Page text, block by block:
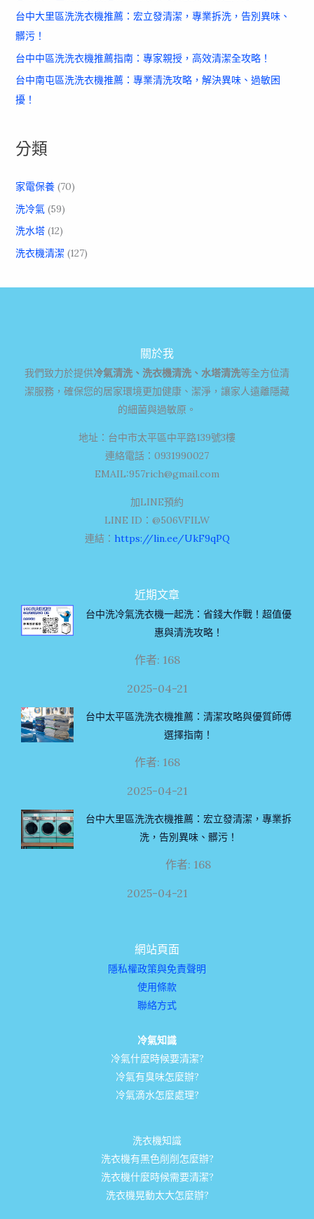
台中大里區洗洗衣機推薦：宏立發清潔，專業拆洗，告別異味、
髒污！
台中中區洗洗衣機推薦指南：專家親授，高效清潔全攻略！
台中南屯區洗洗衣機推薦：專業清洗攻略，解決異味、過敏困
擾！
分類
家電保養(70)
洗冷氣(59)
洗水塔(12)
洗衣機清潔 (127)
關於我
我們致力於提供冷氣清洗、洗衣機清洗、水塔清洗等全方位清
潔服務，確保您的居家環境更加健康、潔淨，讓家人遠離隱藏
的細菌與過敏原。
地址：台中市太平區中平路139號3樓
連絡電話：0931990027
EMAIL:957rich@gmail.com
加LINE預約
LINE ID：@506VFILW
連結： https://lin.ee/UkF9qPQ
近期文章
台中洗冷氣洗衣機一起洗：省錢大作戰！超值優
惠與清洗攻略！
作者: 168
2025-04-21
台中太平區洗洗衣機推薦：清潔攻略與優質師傅
選擇指南！
作者: 168
2025-04-21
台中大里區洗洗衣機推薦：宏立發清潔，專業拆
洗，告別異味、髒污！
作者: 168
2025-04-21
網站頁面
隱私權政策與免責聲明
使用條款
聯絡方式
冷氣知識
冷氣什麼時候要清潔?
冷氣有臭味怎麼辦?
冷氣滴水怎麼處理?
洗衣機知識
洗衣機有黑色削削怎麼辦?
洗衣機什麼時候需要清潔?
洗衣機晃動太大怎麼辦?